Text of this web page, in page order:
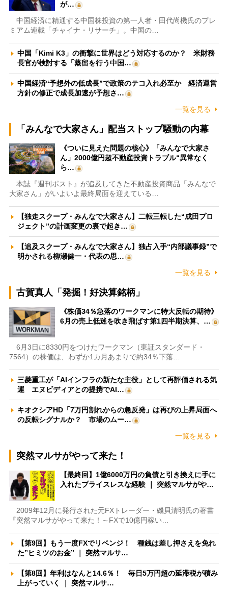
が…
中国経済に精通する中国株投資の第一人者・田代尚機氏のプレ
ミアム連載「チャイナ・リサーチ」。中国の…
中国「Kimi K3」の衝撃に世界はどう対応するのか？ 米財務
長官が検討する「蒸留を行う中国…
中国経済“予想外の低成長”で政策のテコ入れ必至か 経済運営
方針の修正で成長加速が予想さ…
一覧を見る
「みんなで大家さん」配当ストップ騒動の内幕
《ついに見えた問題の核心》「みんなで大家さ
ん」2000億円超不動産投資トラブル“異常なく
ら…
本誌『週刊ポスト』が追及してきた不動産投資商品「みんなで
大家さん」がいよいよ最終局面を迎えている…
【独走スクープ・みんなで大家さん】二転三転した“成田プロ
ジェクト”の計画変更の裏で起き…
【追及スクープ・みんなで大家さん】独占入手“内部議事録”で
明かされる柳瀬健一・代表の思…
一覧を見る
古賀真人「発掘！好決算銘柄」
《株価34％急落のワークマンに特大反転の期待》
6月の売上低迷を吹き飛ばす第1四半期決算、…
6月3日に8330円をつけたワークマン（東証スタンダード・
7564）の株価は、わずか1カ月あまりで約34％下落…
三菱重工が「AIインフラの新たな主役」として再評価される気
運 エヌビディアとの提携でAI…
キオクシアHD「7万円割れからの急反発」は再びの上昇局面へ
の反転シグナルか？ 市場のムー…
一覧を見る
突然マルサがやって来た！
【最終回】1億6000万円の負債と引き換えに手に
入れたプライスレスな経験 ｜ 突然マルサがや…
2009年12月に発行された元FXトレーダー・磯貝清明氏の著書
『突然マルサがやって来た！～FXで10億円稼い…
【第9回】もう一度FXでリベンジ！ 種銭は差し押さえを免れ
た”ヒミツのお金” ｜ 突然マルサ…
【第8回】年利はなんと14.6％！ 毎日5万円超の延滞税が積み
上がっていく ｜ 突然マルサ…